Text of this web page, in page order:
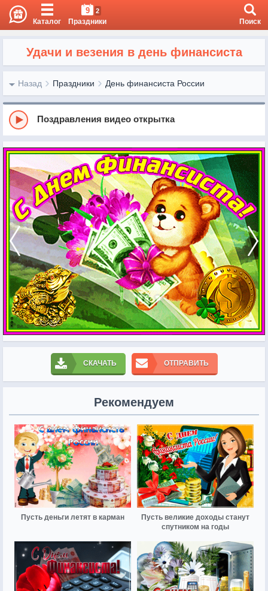
Каталог
9 2
Праздники Поиск
Удачи и везения в день финансиста
Назад Праздники День финансиста России
Поздравления видео открытка
СКАЧАТЬ ОТПРАВИТЬ
Рекомендуем
Пусть деньги летят в карман
Пусть великие доходы станут
спутником на годы